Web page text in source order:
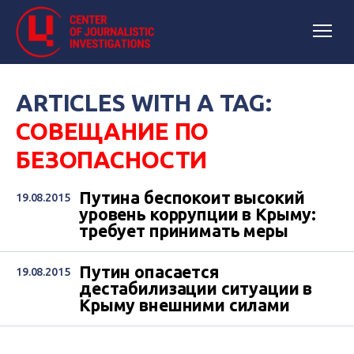
ARTICLES WITH A TAG:
СОВЕЩАНИЕ ПО
БЕЗОПАСНОСТИ
19.08.2015
Путина беспокоит высокий
уровень коррупции в Крыму:
требует принимать меры
19.08.2015
Путин опасается
дестабилизации ситуации в
Крыму внешними силами